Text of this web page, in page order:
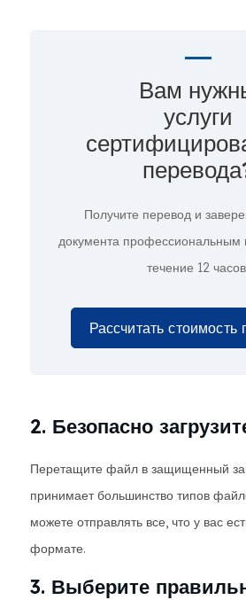
Вам
услуги
Получите перевод и
документа профессиональным
течение 12
Рассчитать стоимость
2. Безопасно
Перетащите файл в защищенный
принимает большинство типов
можете отправлять все, что у вас
формате.
3. Выберите